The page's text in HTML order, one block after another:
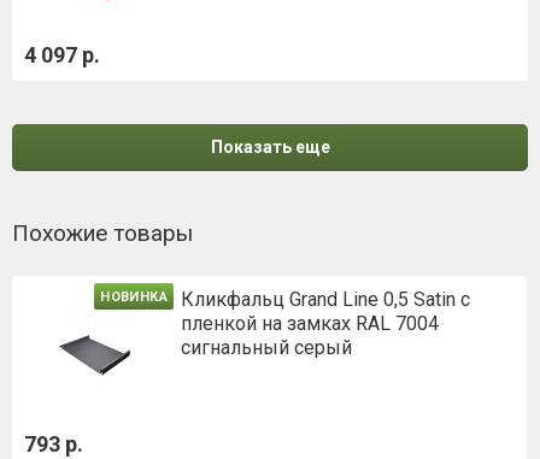
4 097 р.
Показать еще
Похожие товары
НОВИНКА
Кликфальц Grand Line 0,5 Satin с
пленкой на замках RAL 7004
сигнальный серый
793 р.